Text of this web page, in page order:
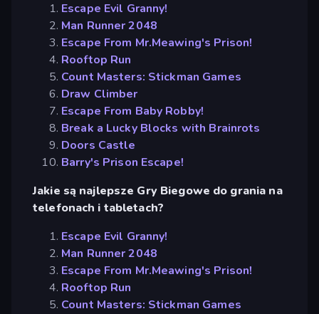
Escape Evil Granny!
Man Runner 2048
Escape From Mr.Meawing's Prison!
Rooftop Run
Count Masters: Stickman Games
Draw Climber
Escape From Baby Robby!
Break a Lucky Blocks with Brainrots
Doors Castle
Barry's Prison Escape!
Jakie są najlepsze Gry Biegowe do grania na
telefonach i tabletach?
Escape Evil Granny!
Man Runner 2048
Escape From Mr.Meawing's Prison!
Rooftop Run
Count Masters: Stickman Games